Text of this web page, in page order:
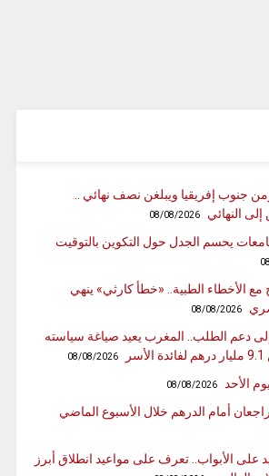
جنوب إفريقيا ويبلغن نصف نهائي ..
النهائي
08/08/2026
يحسم الجدل حول التكوين بالتوقيت
مع الأخطاء الطبية.. «خطأ كارثي» ينهي
08/08/2026
دعم الطلب.. المغرب يعيد صياغة سياسته
08/08/2026
الأحد 08/08/2026
أمام الدرهم خلال الأسبوع الماضي
الأبواب.. تعرف على مواعيد انطلاق أبرز